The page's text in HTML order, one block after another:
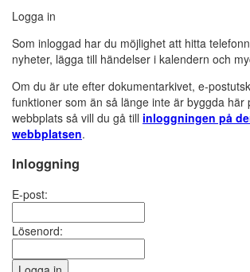
Logga in
Som inloggad har du möjlighet att hitta
nyheter, lägga till händelser i kalendern och
Om du är ute efter dokumentarkivet, e-
funktioner som än så länge inte är byggda här
webbplats så vill du gå till inloggningen på
webbplatsen.
Inloggning
E-post:
Lösenord: